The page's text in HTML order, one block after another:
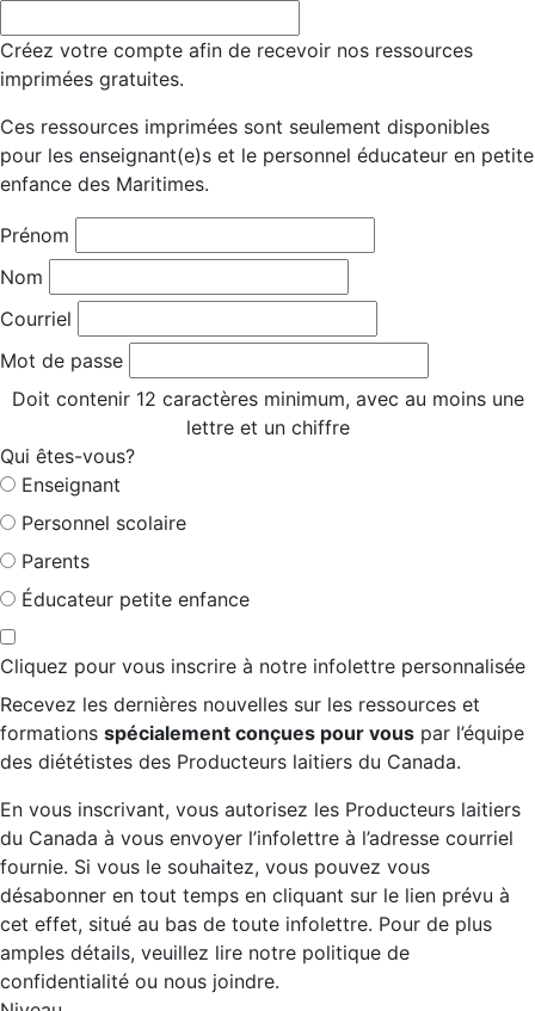
Créez votre compte afin de recevoir nos ressources
imprimées gratuites.
Ces ressources imprimées sont seulement disponibles
pour les enseignant(e)s et le personnel éducateur en petite
enfance des Maritimes.
Prénom
Nom
Courriel
Mot de passe
Doit contenir 12 caractères minimum, avec au moins une
lettre et un chiffre
Qui êtes-vous?
Enseignant
Personnel scolaire
Parents
Éducateur petite enfance
Cliquez pour vous inscrire à notre infolettre personnalisée
Recevez les dernières nouvelles sur les ressources et
formations spécialement conçues pour vous par l’équipe
des diététistes des Producteurs laitiers du Canada.
En vous inscrivant, vous autorisez les Producteurs laitiers
du Canada à vous envoyer l’infolettre à l’adresse courriel
fournie. Si vous le souhaitez, vous pouvez vous
désabonner en tout temps en cliquant sur le lien prévu à
cet effet, situé au bas de toute infolettre. Pour de plus
amples détails, veuillez lire notre politique de
confidentialité ou nous joindre.